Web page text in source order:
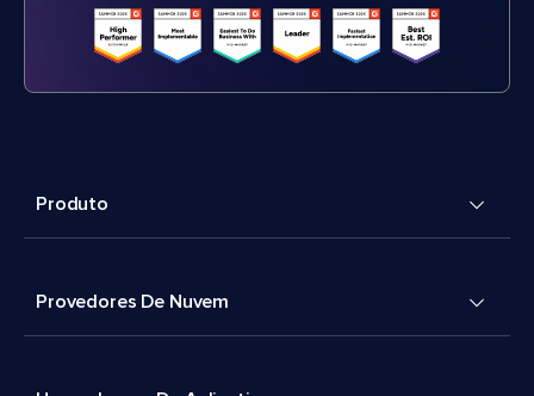
Produto
Provedores De Nuvem